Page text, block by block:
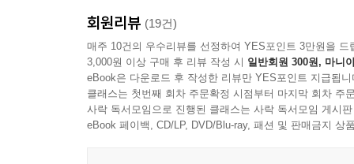
이 책은 사회 구성원의 다양한 정체성을 있는 그
무의미한 암스테르담의 문화를 경험하며 낯선 자
남이 나를 이상하게 생각하지 않을까 염려하지 않
고민에 몰입할 수 있었다.
회원리뷰 (19건)
매주 10건의 우수리뷰를 선정하여 YES포인트 3만원을 드
3,000원 이상 구매 후 리뷰 작성 시 일반회원 300원, 마니
eBook은 다운로드 후 작성한 리뷰만 YES포인트 지급됩니
클래스는 첫번째 회차 주문확정 시점부터 마지막 회차 주
사락 독서모임으로 진행된 클래스는 사락 독서모임 게시
eBook 페이백, CD/LP, DVD/Blu-ray, 패션 및 판매금지 상